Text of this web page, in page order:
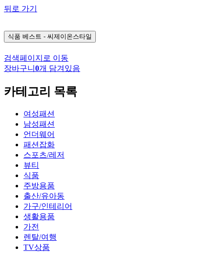
뒤로 가기
식품 베스트 - 씨제이온스타일
검색페이지로 이동
장바구니 0개 담겨있음
카테고리 목록
여성패션
남성패션
언더웨어
패션잡화
스포츠/레저
뷰티
식품
주방용품
출산/유아동
가구/인테리어
생활용품
가전
렌탈/여행
TV상품